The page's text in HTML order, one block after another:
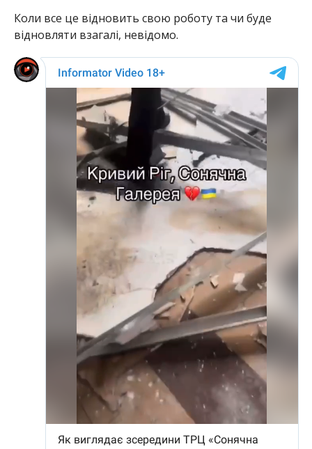
Коли все це відновить свою роботу та чи буде
відновляти взагалі, невідомо.